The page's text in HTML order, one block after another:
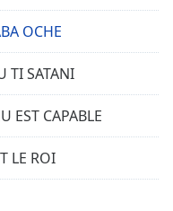
OCHE
TI SATANI
EST CAPABLE
LE ROI